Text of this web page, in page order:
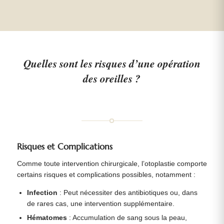
Quelles sont les risques d’une opération
des oreilles ?
Risques et Complications
Comme toute intervention chirurgicale, l’otoplastie comporte
certains risques et complications possibles, notamment :
Infection : Peut nécessiter des antibiotiques ou, dans
de rares cas, une intervention supplémentaire.
Hématomes : Accumulation de sang sous la peau,